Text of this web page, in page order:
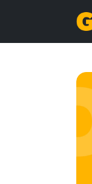
GOODEAL
早